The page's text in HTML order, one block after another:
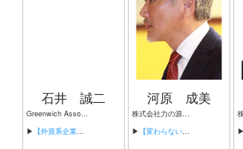
石井 誠二
Greenwich Associates Japan 株式会社 代表取締役
▶ 【外資系企業への転職・サバイバル術】
河原 成美
株式会社力の源カンパニー 代表取締役 博多一風堂 店主
▶ 【変わらないために変わり続ける】
▶